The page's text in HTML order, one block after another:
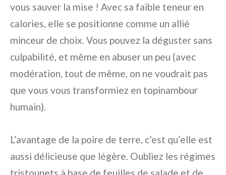
vous sauver la mise ! Avec sa faible teneur en
calories, elle se positionne comme un allié
minceur de choix. Vous pouvez la déguster sans
culpabilité, et même en abuser un peu (avec
modération, tout de même, on ne voudrait pas
que vous vous transformiez en topinambour
humain).
L’avantage de la poire de terre, c’est qu’elle est
aussi délicieuse que légère. Oubliez les régimes
tristounets à base de feuilles de salade et de